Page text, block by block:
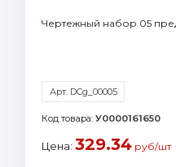
Чертежный набор 05
Арт. DCg_00005
Код товара: У0000161650
Цена: 329.34 руб/шт